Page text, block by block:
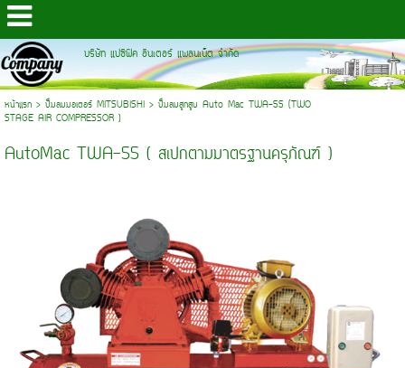
บริษัท แปซิฟิค อินเตอร์ แพลนเน็ต จำกัด
หน้าแรก> ปั๊มลมมอเตอร์ MITSUBISHI> ปั๊มลมสูกสูบ Auto Mac TWA-55 (TWO
STAGE AIR COMPRESSOR )
AutoMac TWA-55 ( สเปกตามมาตรฐานครุภัณฑ์ )